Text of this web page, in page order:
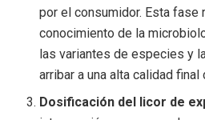
por el consumidor. Esta fase
conocimiento de la
las variantes de especies y
arribar a una alta calidad final
Dosificación del licor de